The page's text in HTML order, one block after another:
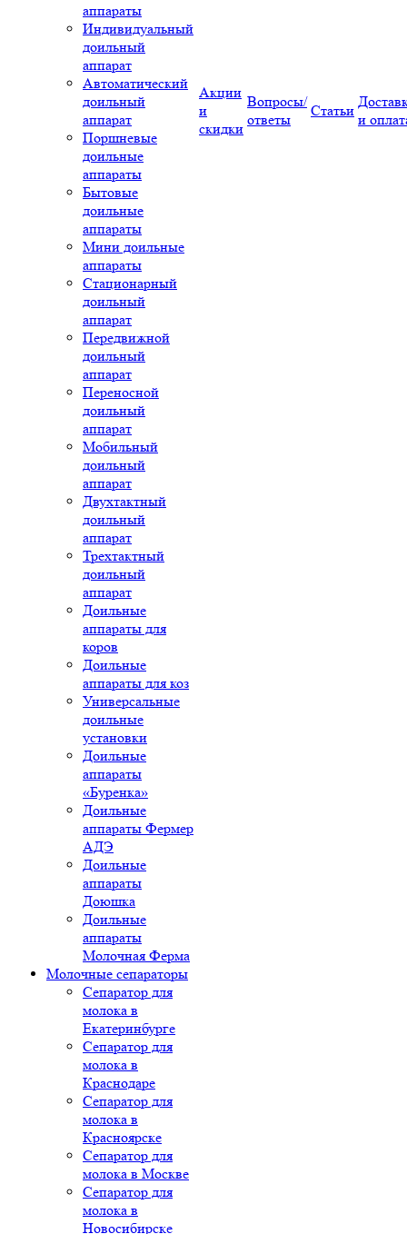
аппараты
Индивидуальный
доильный
аппарат
Автоматический
доильный
аппарат
Поршневые
доильные
аппараты
Бытовые
доильные
аппараты
Мини доильные
аппараты
Стационарный
доильный
аппарат
Передвижной
доильный
аппарат
Переносной
доильный
аппарат
Мобильный
доильный
аппарат
Двухтактный
доильный
аппарат
Трехтактный
доильный
аппарат
Доильные
аппараты для
коров
Доильные
аппараты для коз
Универсальные
доильные
установки
Доильные
аппараты
«Буренка»
Доильные
аппараты Фермер
АДЭ
Доильные
аппараты
Доюшка
Доильные
аппараты
Молочная Ферма
Молочные сепараторы
Сепаратор для
молока в
Екатеринбурге
Сепаратор для
молока в
Краснодаре
Сепаратор для
молока в
Красноярске
Сепаратор для
молока в Москве
Сепаратор для
молока в
Новосибирске
Акции
и
скидки
Вопросы/
ответы
Статьи
и